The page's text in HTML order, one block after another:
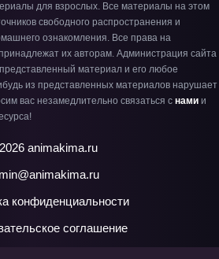
для взрослых. Все материалы на этом
свободного распространения и
ознакомления. Все права на
их авторам. Администрация сайта
материал и его любое
из представленных материалов нарушает
вас незамедлительно связаться с нами и
animakima.ru
конфиденциальности
соглашение